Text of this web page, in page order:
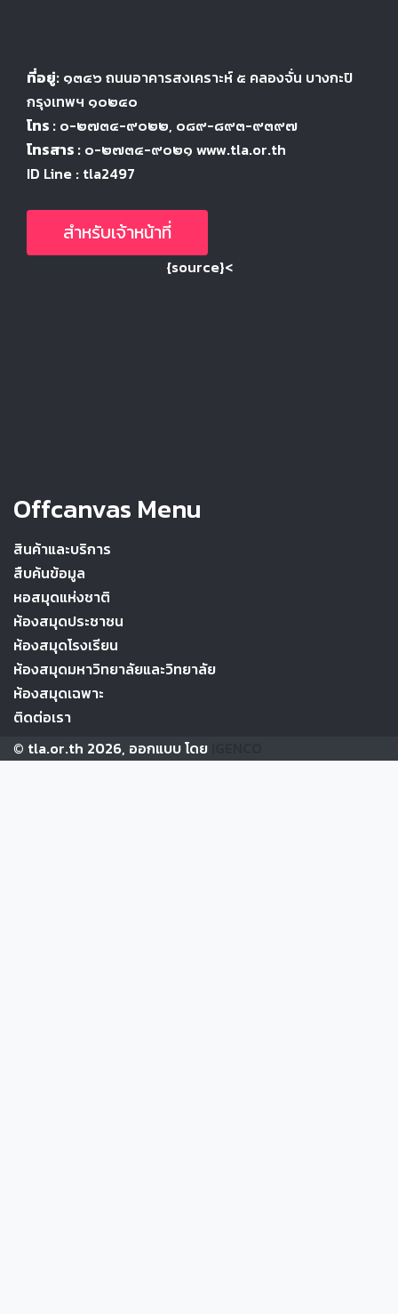
ที่อยู่: ๑๓๔๖ ถนนอาคารสงเคราะห์ ๕ คลองจั่น บางกะปิ
กรุงเทพฯ ๑๐๒๔๐
โทร : ๐-๒๗๓๔-๙๐๒๒, ๐๘๙-๘๙๓-๙๓๙๗
โทรสาร : ๐-๒๗๓๔-๙๐๒๑ www.tla.or.th
ID Line : tla2497
สำหรับเจ้าหน้าที่
{source}<
Offcanvas Menu
สินค้าและบริการ
สืบค้นข้อมูล
หอสมุดแห่งชาติ
ห้องสมุดประชาชน
ห้องสมุดโรงเรียน
ห้องสมุดมหาวิทยาลัยและวิทยาลัย
ห้องสมุดเฉพาะ
ติดต่อเรา
© tla.or.th 2026, ออกแบบ โดย